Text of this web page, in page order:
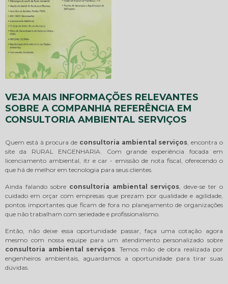
VEJA MAIS INFORMAÇÕES RELEVANTES
SOBRE A COMPANHIA REFERÊNCIA EM
CONSULTORIA AMBIENTAL SERVIÇOS
Quem está à procura de consultoria ambiental serviços , encontra o
site da RURAL ENGENHARIA. Com grande experiência focada em
licenciamento ambiental, itr e car - emissão de nota fiscal, oferecendo o
que há de melhor em tecnologia para seus clientes.
Ainda falando sobre consultoria ambiental serviços , deve-se ter o
cuidado em orçar com empresas que prezam por qualidade e agilidade,
pontos importantes que ficam de fora no planejamento de organizações
que não trabalham com seriedade e profissionalismo.
Então, não deixe essa oportunidade passar, faça uma cotação agora
mesmo com nossa equipe para um atendimento personalizado sobre
consultoria ambiental serviços . Temos mão de obra realizada por
engenheiros ambientais, aguardamos a oportunidade para tirar suas
dúvidas.